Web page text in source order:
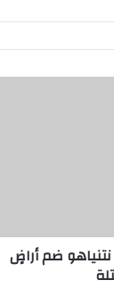
نتنياهو ضم أراضٍ